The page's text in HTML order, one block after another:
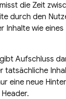
die Zeit
durch den
Inhalte wie
Aufschluss
tatsächliche
eine neue